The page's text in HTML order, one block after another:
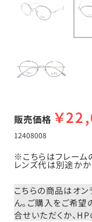
販売価格 ￥
12408008
※こちらはフレーム
レンズ代は別途かか
こちらの商品はオン
ん。 ご購入をご希望
合せいただくか、 HP